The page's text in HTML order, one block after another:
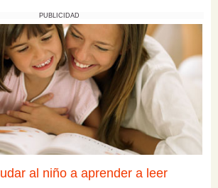
PUBLICIDAD
al niño a aprender a leer